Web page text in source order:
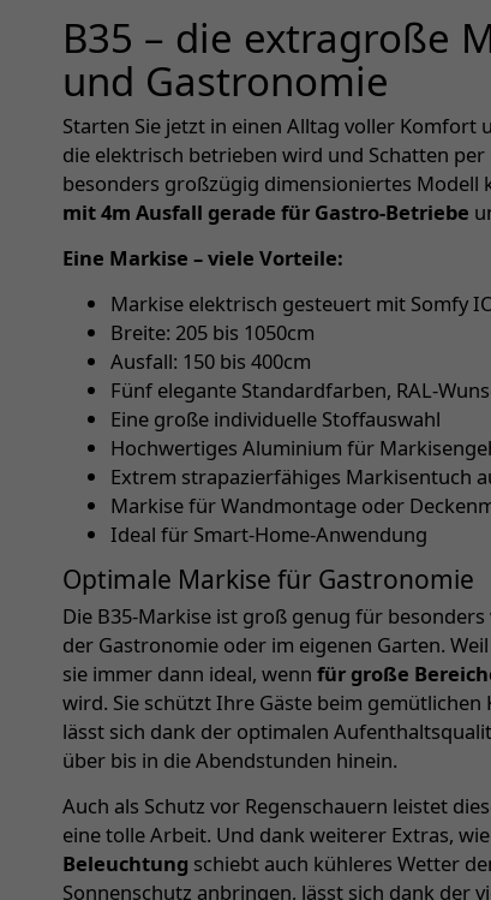
B35 – die extragroße
und Gastronomie
Starten Sie jetzt in einen Alltag voller Komfort
die elektrisch betrieben wird und Schatten
besonders großzügig dimensioniertes Modell
mit 4m Ausfall gerade für Gastro-Betriebe
Eine Markise – viele Vorteile:
Markise elektrisch gesteuert mit Somfy
Breite: 205 bis 1050cm
Ausfall: 150 bis 400cm
Fünf elegante Standardfarben, RAL-
Eine große individuelle Stoffauswahl
Hochwertiges Aluminium für
Extrem strapazierfähiges Markisentuch
Markise für Wandmontage oder
Ideal für Smart-Home-Anwendung
Optimale Markise für Gastronomie
Die B35-Markise ist groß genug für
der Gastronomie oder im eigenen Garten.
sie immer dann ideal, wenn für große
wird. Sie schützt Ihre Gäste beim
lässt sich dank der optimalen
über bis in die Abendstunden hinein.
Auch als Schutz vor Regenschauern leistet
eine tolle Arbeit. Und dank weiterer Extras,
Beleuchtung schiebt auch kühleres Wetter
Sonnenschutz anbringen, lässt sich dank der